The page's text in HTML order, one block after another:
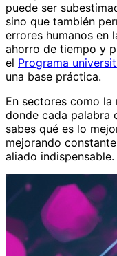
puede ser
sino que también
errores humanos en
ahorro de tiempo y
el Programa
una base práctica.
En sectores como
donde cada palabra
sabes qué es lo
mejorando
aliado indispensable.